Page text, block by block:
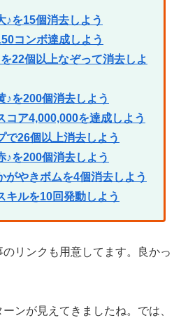
♪を15個消去しよう
コンボ達成しよう
22個以上なぞって消去しよ
♪を200個消去しよう
ア4,000,000を達成しよう
で26個以上消去しよう
♪を200個消去しよう
がやきボムを4個消去しよう
キルを10回発動しよう
のリンクも用意してます。良かっ
ンが見えてきましたね。では、